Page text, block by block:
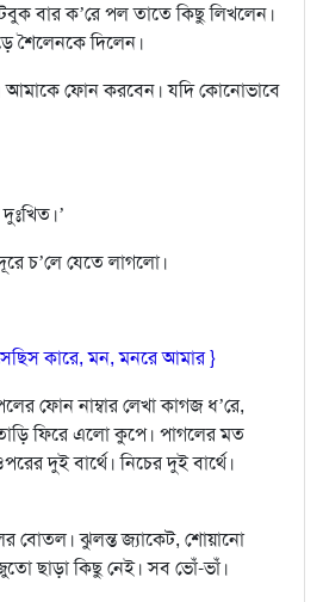
বার ক’রে পল তাতে কিছু লিখলেন।
শৈলেনকে দিলেন।
আমাকে ফোন করবেন। যদি কোনোভাবে
চ’লে যেতে লাগলো।
কারে, মন, মনরে আমার }
ফোন নাম্বার লেখা কাগজ ধ’রে,
ফিরে এলো কুপে। পাগলের মত
দুই বার্থে। নিচের দুই বার্থে।
বোতল। ঝুলন্ত জ‍্যাকেট, শোয়ানো
ছাড়া কিছু নেই। সব ভোঁ-ভাঁ।